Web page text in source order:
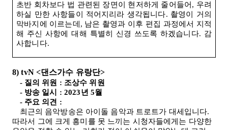
초반 회차보다 법 관련된 장면이 현저하게 줄어들어, 우려
하실 만한 사항들이 적어지리라 생각됩니다. 촬영이 거의
막바지에 이르는데, 남은 촬영과 이후 편집 과정에서 지적
해 주신 사항에 대해 특별히 신경 쓰도록 하겠습니다. 감
사합니다.
8) tvN <댄스가수 유랑단>
- 질의 위원 : 조상수 위원
- 방송 일시 : 2023년 5월
- 주요 의견 :
최근의 음악방송은 아이돌 음악과 트로트가 대세입니다.
따라서 그에 크게 흥미를 못 느끼는 시청자들에게는 다양한